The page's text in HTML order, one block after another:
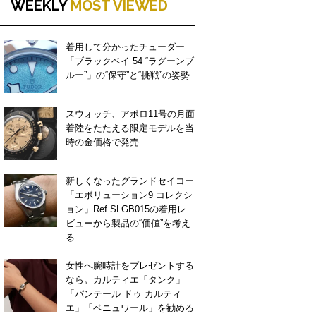
WEEKLY MOST VIEWED
着用して分かったチューダー
「ブラックベイ 54 “ラグーンブ
ルー”」の“保守”と“挑戦”の姿勢
スウォッチ、アポロ11号の月面
着陸をたたえる限定モデルを当
時の金価格で発売
新しくなったグランドセイコー
「エボリューション9 コレクシ
ョン」Ref.SLGB015の着用レ
ビューから製品の“価値”を考え
る
女性へ腕時計をプレゼントする
なら。カルティエ「タンク」
「パンテール ドゥ カルティ
エ」「ベニュワール」を勧める